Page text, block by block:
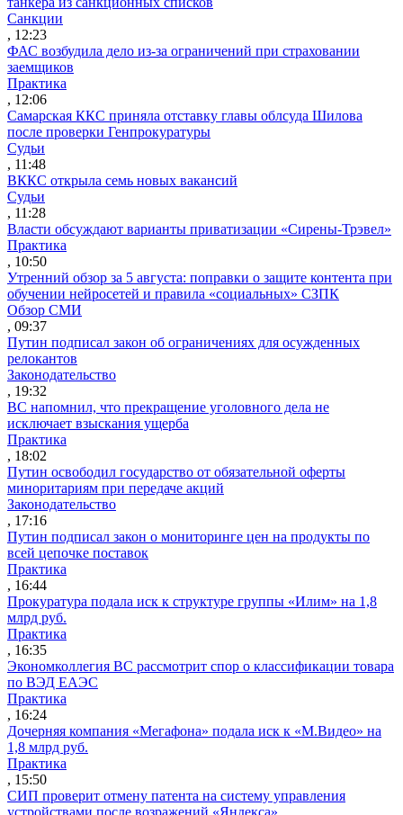
Санкции
, 12:23
ФАС возбудила дело из-за ограничений при страховании
заемщиков
Практика
, 12:06
Самарская ККС приняла отставку главы облсуда Шилова
после проверки Генпрокуратуры
Судьи
, 11:48
ВККС открыла семь новых вакансий
Судьи
, 11:28
Власти обсуждают варианты приватизации «Сирены-Трэвел»
Практика
, 10:50
Утренний обзор за 5 августа: поправки о защите контента при
обучении нейросетей и правила «социальных» СЗПК
Обзор СМИ
, 09:37
Путин подписал закон об ограничениях для осужденных
релокантов
Законодательство
, 19:32
ВС напомнил, что прекращение уголовного дела не
исключает взыскания ущерба
Практика
, 18:02
Путин освободил государство от обязательной оферты
миноритариям при передаче акций
Законодательство
, 17:16
Путин подписал закон о мониторинге цен на продукты по
всей цепочке поставок
Практика
, 16:44
Прокуратура подала иск к структуре группы «Илим» на 1,8
млрд руб.
Практика
, 16:35
Экономколлегия ВС рассмотрит спор о классификации товара
по ВЭД ЕАЭС
Практика
, 16:24
Дочерняя компания «Мегафона» подала иск к «М.Видео» на
1,8 млрд руб.
Практика
, 15:50
СИП проверит отмену патента на систему управления
устройствами после возражений «Яндекса»